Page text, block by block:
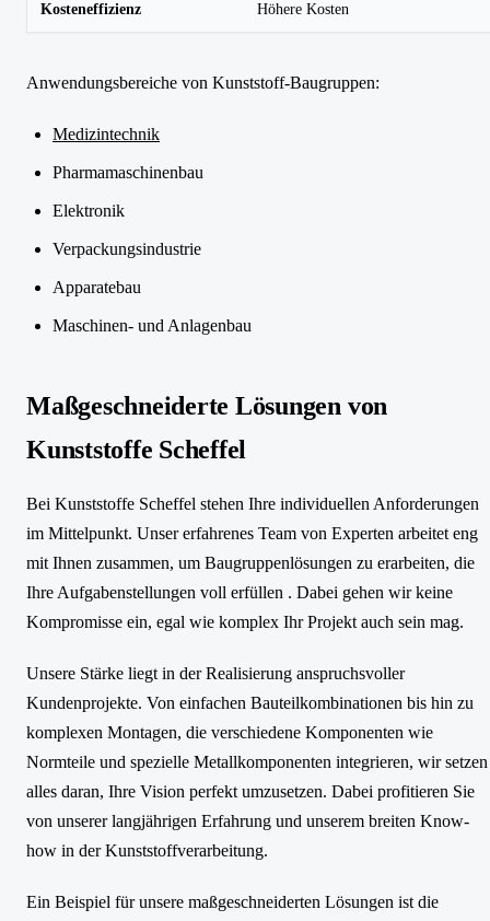
Kosteneffizienz Höhere Kosten
Anwendungsbereiche von Kunststoff-Baugruppen:
Medizintechnik
Pharmamaschinenbau
Elektronik
Verpackungsindustrie
Apparatebau
Maschinen- und Anlagenbau
Maßgeschneiderte Lösungen von
Kunststoffe Scheffel
Bei Kunststoffe Scheffel stehen Ihre individuellen Anforderungen
im Mittelpunkt. Unser erfahrenes Team von Experten arbeitet eng
mit Ihnen zusammen, um Baugruppenlösungen zu erarbeiten, die
Ihre Aufgabenstellungen voll erfüllen . Dabei gehen wir keine
Kompromisse ein, egal wie komplex Ihr Projekt auch sein mag.
Unsere Stärke liegt in der Realisierung anspruchsvoller
Kundenprojekte. Von einfachen Bauteilkombinationen bis hin zu
komplexen Montagen, die verschiedene Komponenten wie
Normteile und spezielle Metallkomponenten integrieren, wir setzen
alles daran, Ihre Vision perfekt umzusetzen. Dabei profitieren Sie
von unserer langjährigen Erfahrung und unserem breiten Know-
how in der Kunststoffverarbeitung.
Ein Beispiel für unsere maßgeschneiderten Lösungen ist die